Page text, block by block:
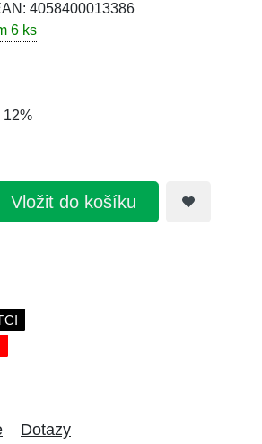
4058400013386
6 ks
12%
Vložit do košíku
Dotazy